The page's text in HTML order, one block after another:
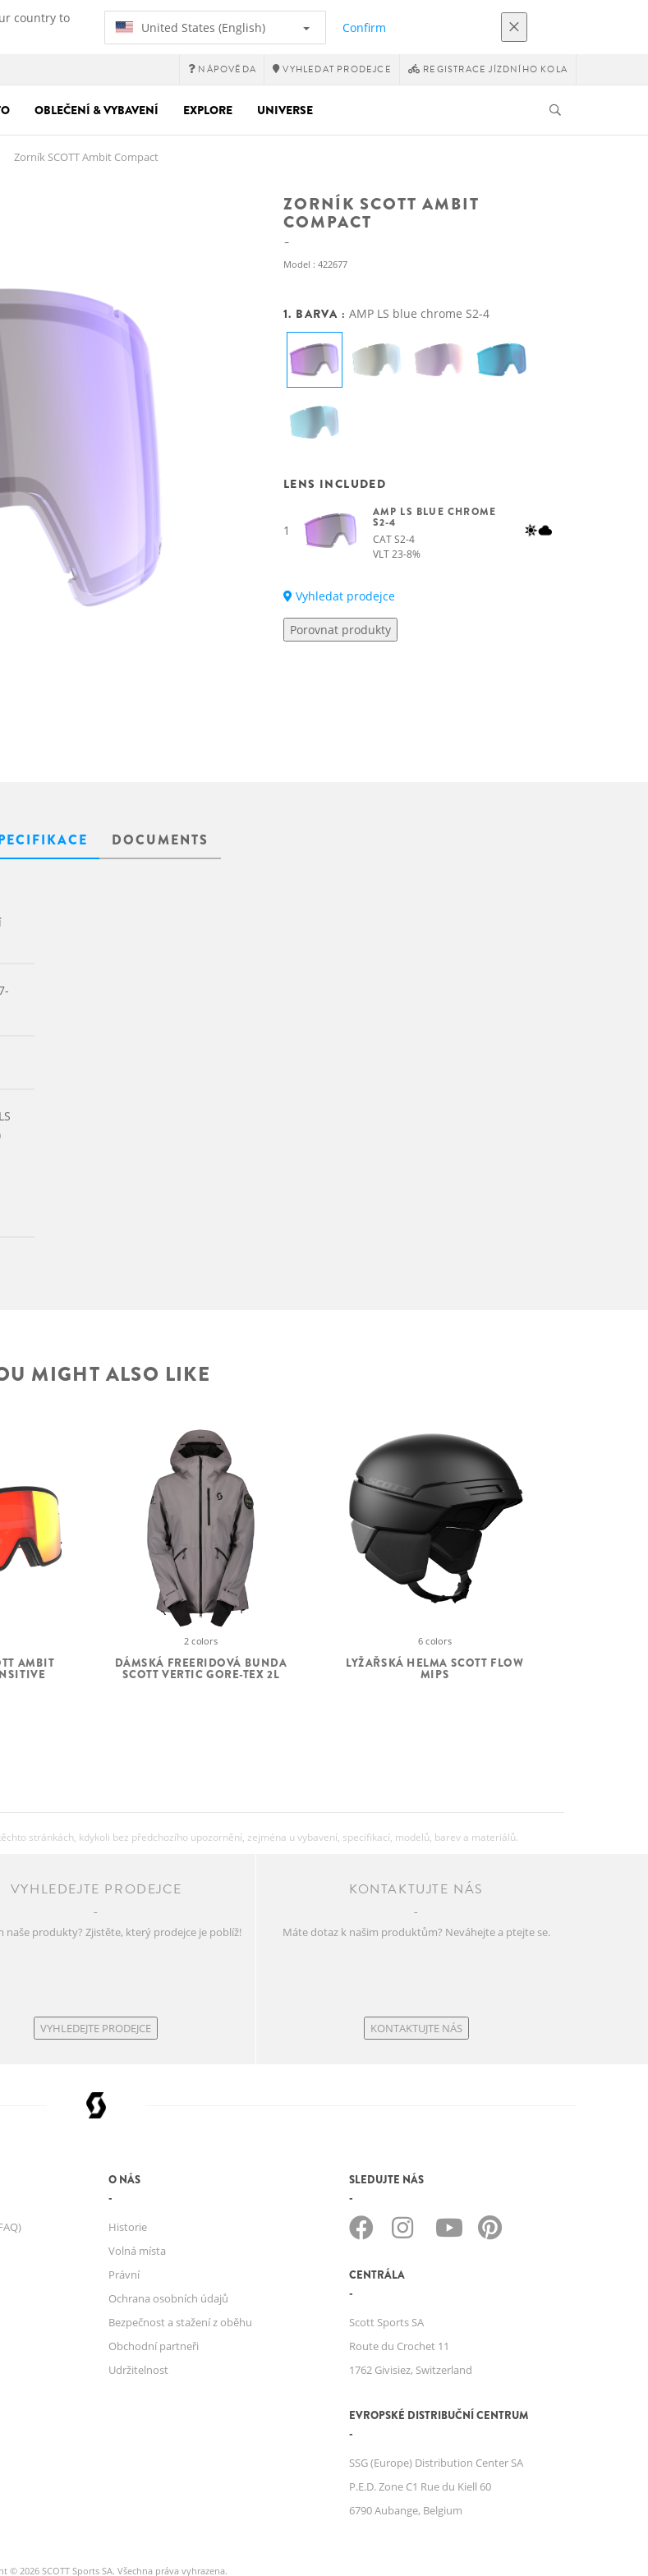
country to
United States (English) Confirm
NÁPOVĚDA VYHLEDAT PRODEJCE REGISTRACE JÍZDNÍHO KOLA
OBLEČENÍ & VYBAVENÍ EXPLORE UNIVERSE
Zorník SCOTT Ambit Compact
ZORNÍK SCOTT AMBIT
COMPACT
Model : 422677
1. BARVA :AMP LS blue chrome S2-4
LENS INCLUDED
1
AMP LS BLUE CHROME
S2-4
CAT S2-4
VLT 23-8%
Vyhledat prodejce
Porovnat produkty
DOCUMENTS
MIGHT ALSO LIKE
AMBIT
2 colors
DÁMSKÁ FREERIDOVÁ BUNDA
SCOTT VERTIC GORE-TEX 2L
6 colors
LYŽAŘSKÁ HELMA SCOTT FLOW
MIPS
stránkách, kdykoli bez předchozího upozornění, zejména u vybavení, specifikací, modelů, barev a materiálů.
VYHLEDEJTE PRODEJCE
naše produkty? Zjistěte, který prodejce je poblíž!
VYHLEDEJTE PRODEJCE
KONTAKTUJTE NÁS
Máte dotaz k našim produktům? Neváhejte a ptejte se.
KONTAKTUJTE NÁS
O NÁS
Historie
Volná místa
Právní
Ochrana osobních údajů
Bezpečnost a stažení z oběhu
Obchodní partneři
Udržitelnost
SLEDUJTE NÁS
CENTRÁLA
Scott Sports SA
Route du Crochet 11
1762 Givisiez, Switzerland
EVROPSKÉ DISTRIBUČNÍ CENTRUM
SSG (Europe) Distribution Center SA
P.E.D. Zone C1 Rue du Kiell 60
6790 Aubange, Belgium
© 2026 SCOTT Sports SA. Všechna práva vyhrazena.